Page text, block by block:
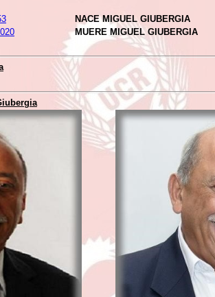
NACE MIGUEL GIUBERGIA
MUERE MIGUEL GIUBERGIA